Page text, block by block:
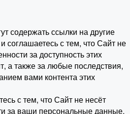
содержать ссылки на другие
соглашаетесь с тем, что Сайт не
за доступность этих
а также за любые последствия,
вами контента этих
с тем, что Сайт не несёт
за ваши персональные данные,